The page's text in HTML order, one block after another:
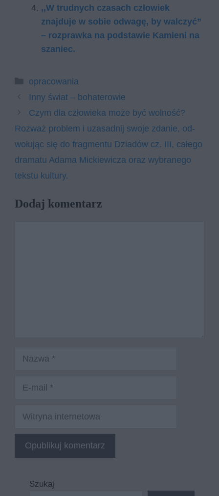
,,W trudnych czasach człowiek
znajduje w sobie odwagę, by walczyć”
– rozprawka na podstawie Kamieni na
szaniec.
Kategorie
opracowania
Inny świat – bohaterowie
Czym dla czło­wie­ka może być wol­ność?
Roz­waż pro­blem i uza­sad­nij swo­je zda­nie, od­
wo­łu­jąc się do frag­men­tu Dziadów cz. III, całego
dramatu Adama Mickiewicza oraz wy­bra­ne­go
tek­stu kul­tu­ry.
Dodaj komentarz
Nazwa
Witryna
Szukaj